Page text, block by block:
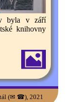
byla v září
knihovny
( ), 2021